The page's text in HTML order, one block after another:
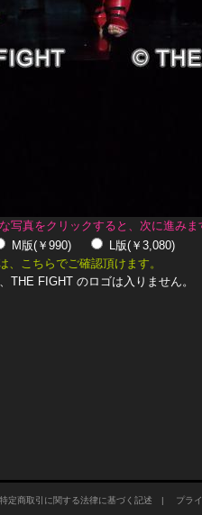
な写真をクリックすると、次に進みま
M版(￥990)
L版(￥3,080)
、こちらでご確認頂けます。
THE FIGHT のロゴは入りません。
特定商取引に関する法律に基づく記述 | プラ